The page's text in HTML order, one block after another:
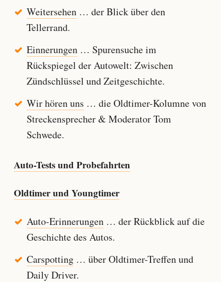
Weitersehen… der Blick über den
Tellerrand.
Einnerungen… Spurensuche im
Rückspiegel der Autowelt: Zwischen
Zündschlüssel und Zeitgeschichte.
Wir hören uns … die Oldtimer-Kolumne von
Streckensprecher & Moderator Tom
Schwede.
Auto-Tests und Probefahrten
Oldtimer und Youngtimer
Auto-Erinnerungen… der Rückblick auf die
Geschichte des Autos.
Carspotting… über Oldtimer-Treffen und
Daily Driver.